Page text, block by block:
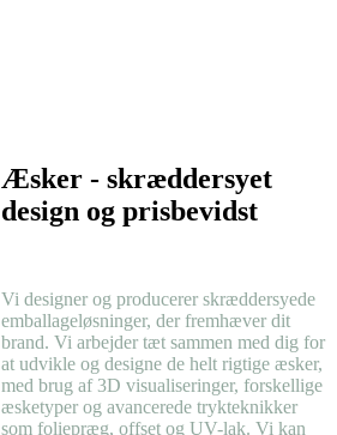
Æsker - skræddersyet
design og prisbevidst
Vi designer og producerer skræddersyede
emballageløsninger, der fremhæver dit
brand. Vi arbejder tæt sammen med dig for
at udvikle og designe de helt rigtige æsker,
med brug af 3D visualiseringer, forskellige
æsketyper og avancerede trykteknikker
som foliepræg, offset og UV-lak. Vi kan